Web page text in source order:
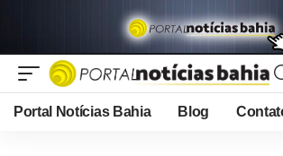
Portal Notícias Bahia Blog